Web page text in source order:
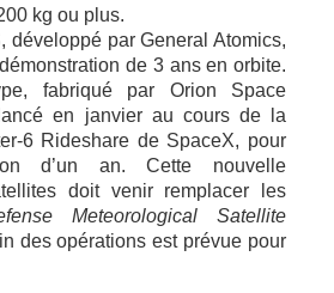
kg ou plus.
développé par General Atomics,
de 3 ans en orbite.
fabriqué par Orion Space
en janvier au cours de la
6 Rideshare de SpaceX, pour
d’un an. Cette nouvelle
doit venir remplacer les
Meteorological Satellite
des opérations est prévue pour